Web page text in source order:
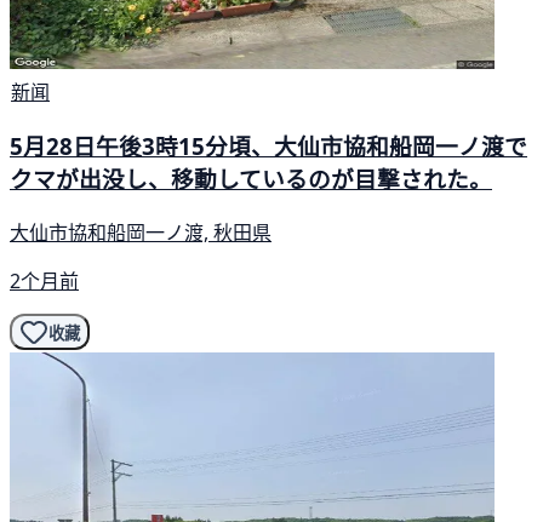
新闻
5月28日午後3時15分頃、大仙市協和船岡一ノ渡で
クマが出没し、移動しているのが目撃された。
大仙市協和船岡一ノ渡, 秋田県
2个月前
收藏